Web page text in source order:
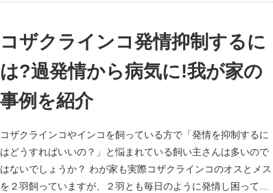
コザクラインコ発情抑制するに
は?過発情から病気に!我が家の
事例を紹介
コザクラインコやインコを飼っている方で「発情を抑制するに
はどうすればいいの？」と悩まれている飼い主さんは多いので
はないでしょうか？ わが家も実際コザクラインコのオスとメス
を２羽飼っていますが、２羽とも毎日のように発情し困ってい